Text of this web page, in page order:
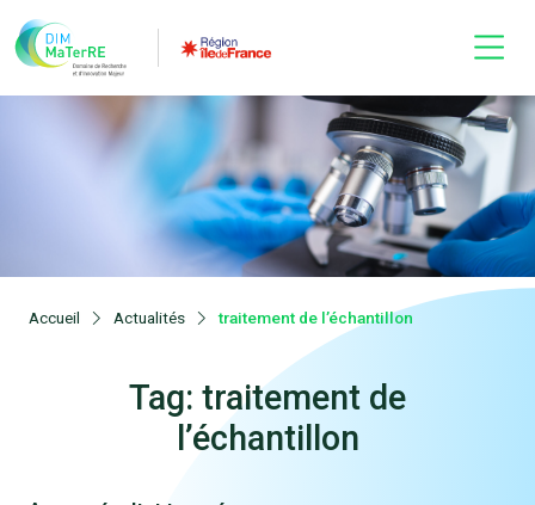
Accueil Actualités traitement de l’échantillon
Tag: traitement de
l’échantillon